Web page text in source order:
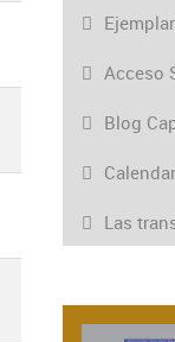
Acceso
Blog
Las